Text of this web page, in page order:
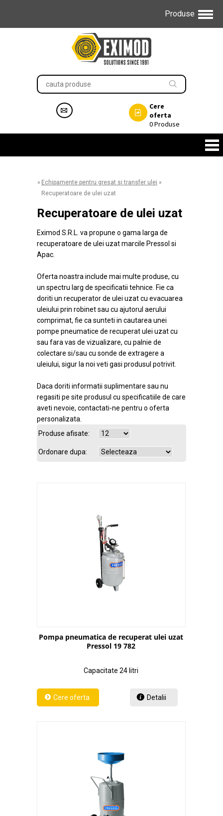
Produse
Cere
oferta
0Produse
» Echipamente pentru gresat si transfer ulei »
Recuperatoare de ulei uzat
Recuperatoare de ulei uzat
Eximod S.R.L. va propune o gama larga de
recuperatoare de ulei uzat marcile Pressol si
Apac.
Oferta noastra include mai multe produse, cu
un spectru larg de specificatii tehnice. Fie ca
doriti un recuperator de ulei uzat cu evacuarea
uleiului prin robinet sau cu ajutorul aerului
comprimat, fie ca sunteti in cautarea unei
pompe pneumatice de recuperat ulei uzat cu
sau fara vas de vizualizare, cu palnie de
colectare si/sau cu sonde de extragere a
uleiului, sigur la noi veti gasi produsul potrivit.
Daca doriti informatii suplimentare sau nu
regasiti pe site produsul cu specificatiile de care
aveti nevoie, contactati-ne pentru o oferta
personalizata.
Produse afisate:
Ordonare dupa:
Pompa pneumatica de recuperat ulei uzat
Pressol 19 782
Capacitate 24 litri
Detalii